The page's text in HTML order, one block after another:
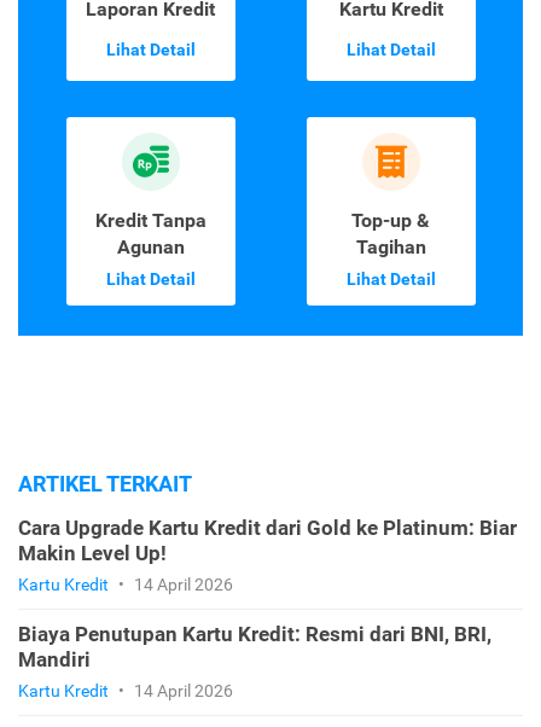
Laporan Kredit
Lihat Detail
Kartu Kredit
Lihat Detail
Kredit Tanpa
Agunan
Lihat Detail
Top-up &
Tagihan
Lihat Detail
ARTIKEL TERKAIT
Cara Upgrade Kartu Kredit dari Gold ke Platinum: Biar
Makin Level Up!
Kartu Kredit • 14 April 2026
Biaya Penutupan Kartu Kredit: Resmi dari BNI, BRI,
Mandiri
Kartu Kredit • 14 April 2026